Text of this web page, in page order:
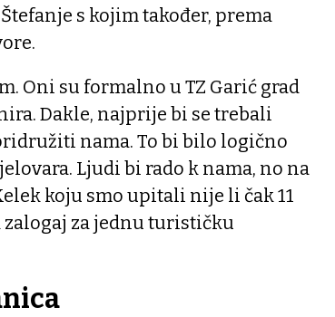
s kojim također, prema
Oni su formalno u TZ Garić grad
Dakle, najprije bi se trebali
nama. To bi bilo logično
Ljudi bi rado k nama, no na
koju smo upitali nije li čak 11
za jednu turističku